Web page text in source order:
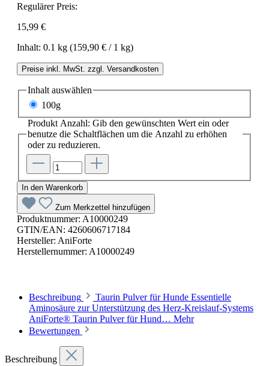
Regulärer Preis:
15,99 €
Inhalt: 0.1 kg (159,90 € / 1 kg)
Preise inkl. MwSt. zzgl. Versandkosten
Inhalt auswählen
100g
Produkt Anzahl: Gib den gewünschten Wert ein oder
benutze die Schaltflächen um die Anzahl zu erhöhen
oder zu reduzieren.
In den Warenkorb
Zum Merkzettel hinzufügen
Produktnummer: A10000249
GTIN/EAN: 4260606717184
Hersteller: AniForte
Herstellernummer: A10000249
Beschreibung
Taurin Pulver für Hunde Essentielle
Aminosäure zur Unterstützung des Herz-Kreislauf-Systems
AniForte® Taurin Pulver für Hund… Mehr
Bewertungen
Beschreibung